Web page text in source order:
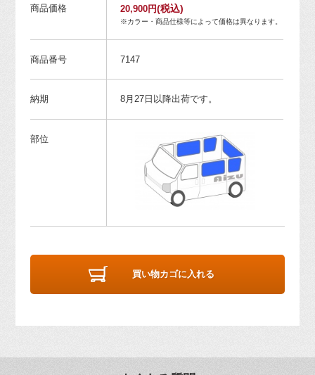
商品価格 20,900円(税込)
※カラー・商品仕様等によって価格は異なります。
商品番号 7147
納期 8月27日以降出荷です。
部位
買い物カゴに入れる